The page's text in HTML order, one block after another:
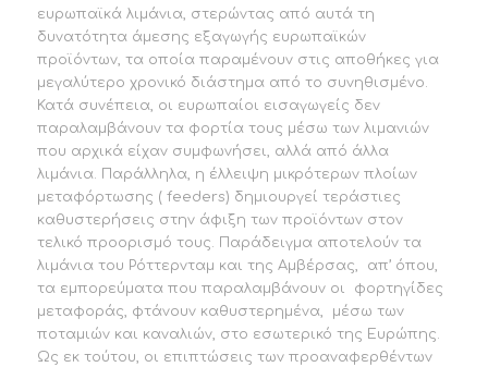
ευρωπαϊκά λιμάνια, στερώντας από αυτά τη
δυνατότητα άμεσης εξαγωγής ευρωπαϊκών
προϊόντων, τα οποία παραμένουν στις αποθήκες για
μεγαλύτερο χρονικό διάστημα από το συνηθισμένο.
Κατά συνέπεια, οι ευρωπαίοι εισαγωγείς δεν
παραλαμβάνουν τα φορτία τους μέσω των λιμανιών
που αρχικά είχαν συμφωνήσει, αλλά από άλλα
λιμάνια. Παράλληλα, η έλλειψη μικρότερων πλοίων
μεταφόρτωσης ( feeders) δημιουργεί τεράστιες
καθυστερήσεις στην άφιξη των προϊόντων στον
τελικό προορισμό τους. Παράδειγμα αποτελούν τα
λιμάνια του Ρόττερνταμ και της Αμβέρσας, απ’ όπου,
τα εμπορεύματα που παραλαμβάνουν οι φορτηγίδες
μεταφοράς, φτάνουν καθυστερημένα, μέσω των
ποταμιών και καναλιών, στο εσωτερικό της Ευρώπης.
Ως εκ τούτου, οι επιπτώσεις των προαναφερθέντων